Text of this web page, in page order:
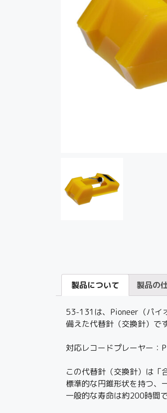
製品について 製品の
53-131は、Pioneer（パイ
備えた代替針（交換針）です
対応レコードプレーヤー
この代替針（交換針）は「
標準的な円錐形状を持つ、
一般的な寿命は約200時間で